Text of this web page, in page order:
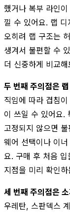
했거나 복부 라인
낄 수 있어요. 랩
오히려 랩 구조는
생겨서 불편할 수
더 신중하게 비교
두 번째 주의점은
직임에 따라 겹침
이 쓰일 수 있어요.
고정되지 않으면
웨어 선택이나 이
요. 구매 후 처음
지점을 미리 확인
세 번째 주의점은
우레탄, 스판덱스